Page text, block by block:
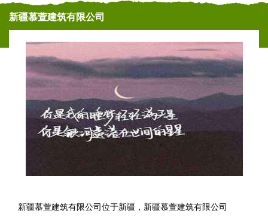
新疆慕萱建筑有限公司
新疆慕萱建筑有限公司位于新疆，新疆慕萱建筑有限公司